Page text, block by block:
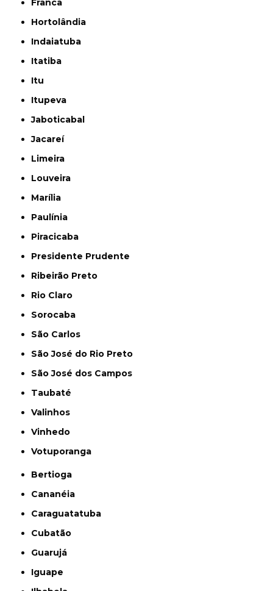
Franca
Hortolândia
Indaiatuba
Itatiba
Itu
Itupeva
Jaboticabal
Jacareí
Limeira
Louveira
Marília
Paulínia
Piracicaba
Presidente Prudente
Ribeirão Preto
Rio Claro
Sorocaba
São Carlos
São José do Rio Preto
São José dos Campos
Taubaté
Valinhos
Vinhedo
Votuporanga
Bertioga
Cananéia
Caraguatatuba
Cubatão
Guarujá
Iguape